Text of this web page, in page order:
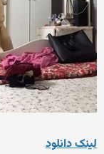
لینک دانلود